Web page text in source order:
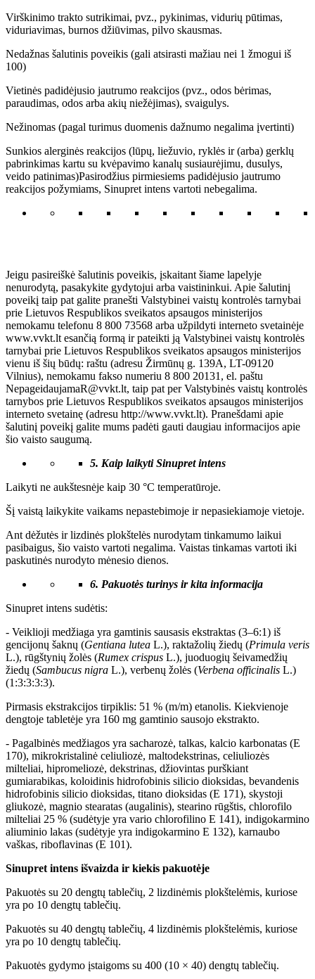
Virškinimo trakto sutrikimai, pvz., pykinimas, vidurių pūtimas,
viduriavimas, burnos džiūvimas, pilvo skausmas.
Nedažnas šalutinis poveikis (gali atsirasti mažiau nei 1 žmogui iš
100)
Vietinės padidėjusio jautrumo reakcijos (pvz., odos bėrimas,
paraudimas, odos arba akių niežėjimas), svaigulys.
Nežinomas (pagal turimus duomenis dažnumo negalima įvertinti)
Sunkios alerginės reakcijos (lūpų, liežuvio, ryklės ir (arba) gerklų
pabrinkimas kartu su kvėpavimo kanalų susiaurėjimu, dusulys,
veido patinimas)Pasirodžius pirmiesiems padidėjusio jautrumo
reakcijos požymiams, Sinupret intens vartoti nebegalima.
Jeigu pasireiškė šalutinis poveikis, įskaitant šiame lapelyje
nenurodytą, pasakykite gydytojui arba vaistininkui. Apie šalutinį
poveikį taip pat galite pranešti Valstybinei vaistų kontrolės tarnybai
prie Lietuvos Respublikos sveikatos apsaugos ministerijos
nemokamu telefonu 8 800 73568 arba užpildyti interneto svetainėje
www.vvkt.lt esančią formą ir pateikti ją Valstybinei vaistų kontrolės
tarnybai prie Lietuvos Respublikos sveikatos apsaugos ministerijos
vienu iš šių būdų: raštu (adresu Žirmūnų g. 139A, LT-09120
Vilnius), nemokamu fakso numeriu 8 800 20131, el. paštu
NepageidaujamaR@vvkt.lt, taip pat per Valstybinės vaistų kontrolės
tarnybos prie Lietuvos Respublikos sveikatos apsaugos ministerijos
interneto svetainę (adresu http://www.vvkt.lt). Pranešdami apie
šalutinį poveikį galite mums padėti gauti daugiau informacijos apie
šio vaisto saugumą.
5. Kaip laikytiSinupret intens
Laikyti ne aukštesnėje kaip 30 °C temperatūroje.
Šį vaistą laikykite vaikams nepastebimoje ir nepasiekiamoje vietoje.
Ant dėžutės ir lizdinės plokštelės nurodytam tinkamumo laikui
pasibaigus, šio vaisto vartoti negalima. Vaistas tinkamas vartoti iki
paskutinės nurodyto mėnesio dienos.
6. Pakuotės turinys ir kita informacija
Sinupret intens sudėtis:
- Veiklioji medžiaga yra gamtinis sausasis ekstraktas (3–6:1) iš
gencijonų šaknų (Gentiana lutea L.), raktažolių žiedų (Primula veris
L.), rūgštynių žolės (Rumex crispus L.), juoduogių šeivamedžių
žiedų (Sambucus nigra L.), verbenų žolės (Verbena officinalis L.)
(1:3:3:3:3).
Pirmasis ekstrakcijos tirpiklis: 51 % (m/m) etanolis. Kiekvienoje
dengtoje tabletėje yra 160 mg gamtinio sausojo ekstrakto.
- Pagalbinės medžiagos yra sacharozė, talkas, kalcio karbonatas (E
170), mikrokristalinė celiuliozė, maltodekstrinas, celiuliozės
milteliai, hipromeliozė, dekstrinas, džiovintas purškiant
gumiarabikas, koloidinis hidrofobinis silicio dioksidas, bevandenis
hidrofobinis silicio dioksidas, titano dioksidas (E 171), skystoji
gliukozė, magnio stearatas (augalinis), stearino rūgštis, chlorofilo
milteliai 25 % (sudėtyje yra vario chlorofilino E 141), indigokarmino
aliuminio lakas (sudėtyje yra indigokarmino E 132), karnaubo
vaškas, riboflavinas (E 101).
Sinupret intens išvaizda ir kiekis pakuotėje
Pakuotės su 20 dengtų tablečių, 2 lizdinėmis plokštelėmis, kuriose
yra po 10 dengtų tablečių.
Pakuotės su 40 dengtų tablečių, 4 lizdinėmis plokštelėmis, kuriose
yra po 10 dengtų tablečių.
Pakuotės gydymo įstaigoms su 400 (10 × 40) dengtų tablečių.